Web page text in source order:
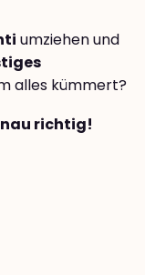
umziehen und
alles kümmert?
richtig!